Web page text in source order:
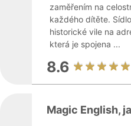
zaměřením na
každého dítěte.
historické vile na
která je spojena ...
8.6
Magic English,